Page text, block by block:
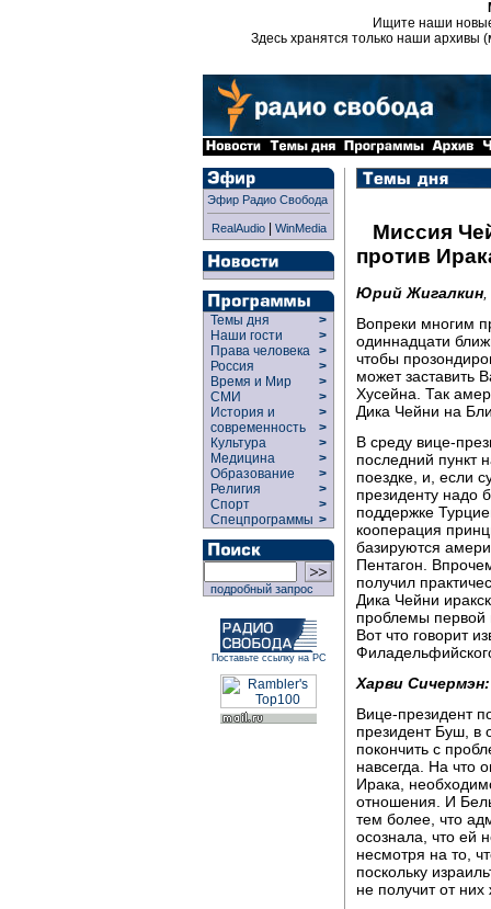
Ищите наши
Здесь хранятся только наши архивы
Эфир Радио Свобода
RealAudio| WinMedia
Темы дня
>
Наши гости
>
Права человека >
Россия
>
Время и Мир
>
СМИ
>
История и
современность
>
>
Культура
>
Медицина
>
Образование
>
Религия
>
Спорт
>
Спецпрограммы >
подробный запрос
Поставьте ссылку на РС
Миссия
против
Юрий Жигалкин
Вопреки многим
одиннадцати
чтобы
может заставить
Хусейна. Так
Дика Чейни на
В среду вице-
последний пункт
поездке, и, если
президенту надо
поддержке
кооперация
базируются
Пентагон.
получил
Дика Чейни
проблемы первой
Вот что говорит
Харви Сичермэн:
Вице-президент
президент Буш, в
покончить с
навсегда. На что
Ирака,
отношения. И
тем более, что
осознала, что ей
несмотря на то,
поскольку
не получит от